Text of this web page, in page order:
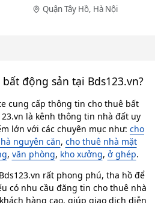
Quận Tây Hồ, Hà Nội
động sản tại Bds123.vn?
cung cấp thông tin cho thuê bất
là kênh thông tin nhà đất uy
lớn với các chuyên mục như: cho
nguyên căn, cho thuê nhà mặt
, văn phòng, kho xưởng, ở ghép.
rất phong phú, tha hồ để
có nhu cầu đăng tin cho thuê nhà
hàng cao, giúp giao dịch diễn